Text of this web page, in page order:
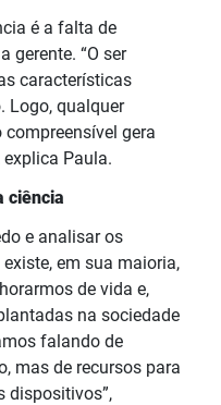
é a falta de
gerente. “O ser
características
Logo, qualquer
gera
explica Paula.
ciência
e analisar os
em sua maioria,
de vida e,
na sociedade
falando de
mas de recursos para
dispositivos”,